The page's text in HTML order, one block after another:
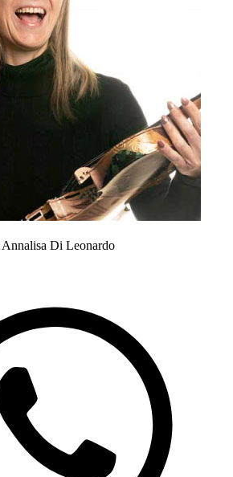
Annalisa Di Leonardo